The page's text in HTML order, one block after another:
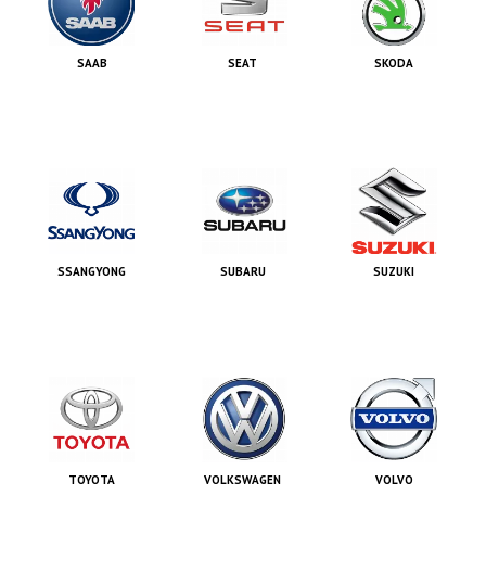
SAAB SEAT SKODA
SSANGYONG SUBARU SUZUKI
TOYOTA VOLKSWAGEN VOLVO